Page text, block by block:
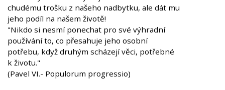
chudému trošku z našeho nadbytku, ale dát mu
jeho podíl na našem životě!
"Nikdo si nesmí ponechat pro své výhradní
používání to, co přesahuje jeho osobní
potřebu, když druhým scházejí věci, potřebné
k životu."
(Pavel VI.- Populorum progressio)